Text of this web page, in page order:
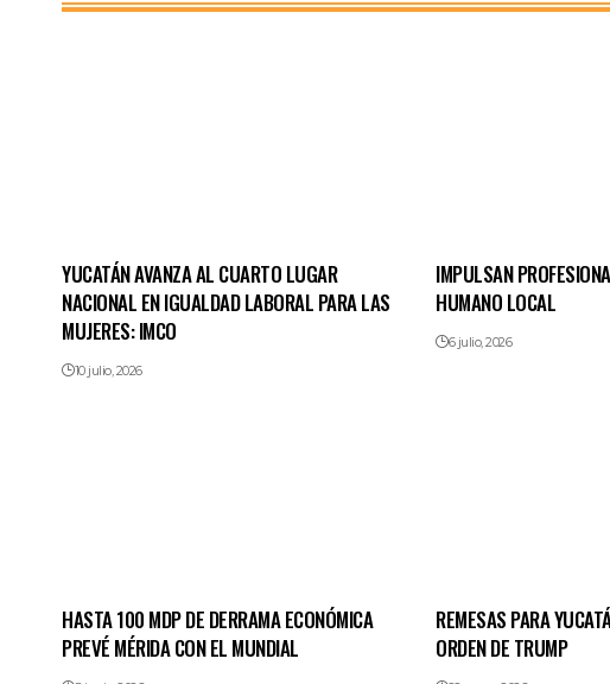
YUCATÁN AVANZA AL CUARTO LUGAR
NACIONAL EN IGUALDAD LABORAL PARA LAS
MUJERES: IMCO
10 julio, 2026
IMPULSAN
HUMANO LOCAL
6 julio, 2026
HASTA 100 MDP DE DERRAMA ECONÓMICA
PREVÉ MÉRIDA CON EL MUNDIAL
REMESAS PARA
ORDEN DE TRUMP